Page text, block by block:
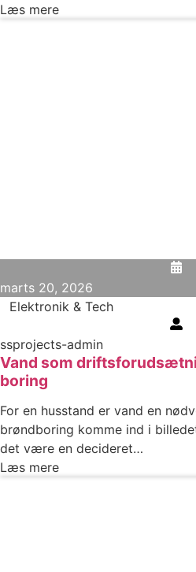
Læs mere
marts 20, 2026
Elektronik & Tech
ssprojects-admin
Vand som
boring
For en husstand er vand en
brøndboring komme ind i
det være en decideret…
Læs mere